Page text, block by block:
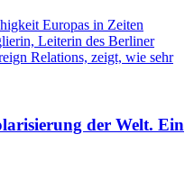
Europas in Zeiten
Leiterin des Berliner
Relations, zeigt, wie sehr
der Welt. Ein